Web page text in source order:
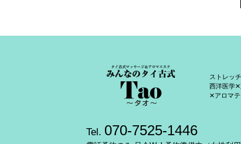
ストレッ
西洋医学✕
✕アロマテ
Tel. 070-7525-1446